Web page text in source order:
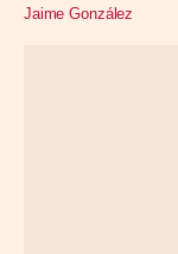
Jaime González